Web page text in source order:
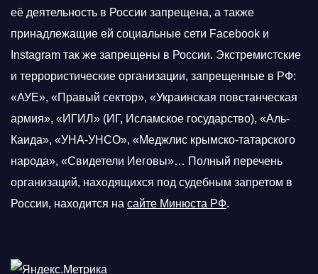
её деятельность в России запрещена, а также
принадлежащие ей социальные сети Facebook и
Instagram так же запрещены в России. Экстремистские
и террористические организации, запрещенные в РФ:
«АУЕ», «Правый сектор», «Украинская повстанческая
армия», «ИГИЛ» (ИГ, Исламское государство), «Аль-
Каида», «УНА-УНСО», «Меджлис крымско-татарского
народа», «Свидетели Иеговы»… Полный перечень
организаций, находящихся под судебным запретом в
России, находится на сайте Минюста РФ.